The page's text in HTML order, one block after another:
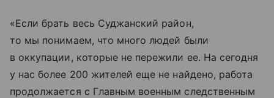
«Если брать весь Суджанский район,
то мы понимаем, что много людей были
в оккупации, которые не пережили ее. На сегодня
у нас более 200 жителей еще не найдено, работа
продолжается с Главным военным следственным